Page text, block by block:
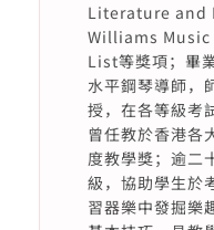
Literature and
Williams
List等獎項；畢
水平鋼琴導師，
授，在各等級考
曾任教於香港各
度教學獎；逾二
級，協助學生於
習器樂中發掘樂